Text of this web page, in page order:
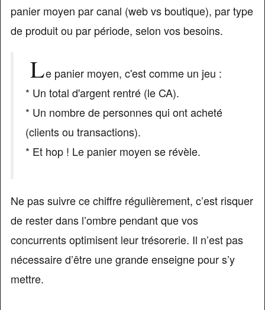
panier moyen par canal (web vs boutique), par type
de produit ou par période, selon vos besoins.
Le panier moyen, c'est comme un jeu :
* Un total d'argent rentré (le CA).
* Un nombre de personnes qui ont acheté
(clients ou transactions).
* Et hop ! Le panier moyen se révèle.
Ne pas suivre ce chiffre régulièrement, c’est risquer
de rester dans l’ombre pendant que vos
concurrents optimisent leur trésorerie. Il n’est pas
nécessaire d’être une grande enseigne pour s’y
mettre.